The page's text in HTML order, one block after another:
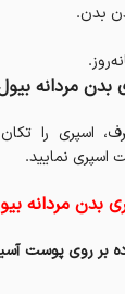
بدن.
مردانه
اسپری نمایید.
بدن مردانه
بر روی پوست